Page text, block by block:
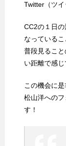
Twitter（ツイ
CC2の１日
なっている
普段見るこ
い距離で感じ
この機会に是
松山洋への
す！